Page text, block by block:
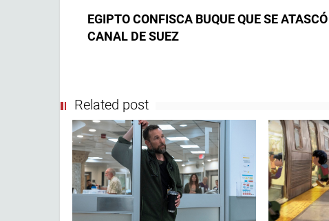
EGIPTO CONFISCA BUQUE QUE SE
CANAL DE SUEZ
Related post